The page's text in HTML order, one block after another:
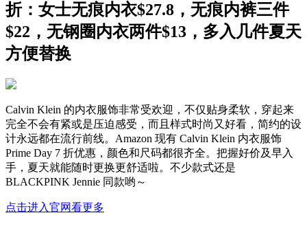
折：女士无痕内衣$27.8，无痕内裤三件
$22，无钢圈内衣两件$13，多入几件夏天
方便替换
Calvin Klein 的内衣服饰非常受欢迎，不仅贴身柔软，穿起来
完全不会有紧或是压迫感受，而且样式时尚又好看，简约的设
计永远都在流行前线。Amazon 现有 Calvin Klein 内衣服饰
Prime Day 7 折优惠，颜色和尺码都很齐全。把握好价及早入
手，夏天就能随时更换更舒适啦。不少款式还是
BLACKPINK Jennie 同款哟～
点击进入官网看更多